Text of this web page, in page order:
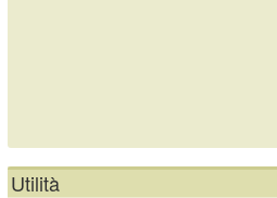
Utilità